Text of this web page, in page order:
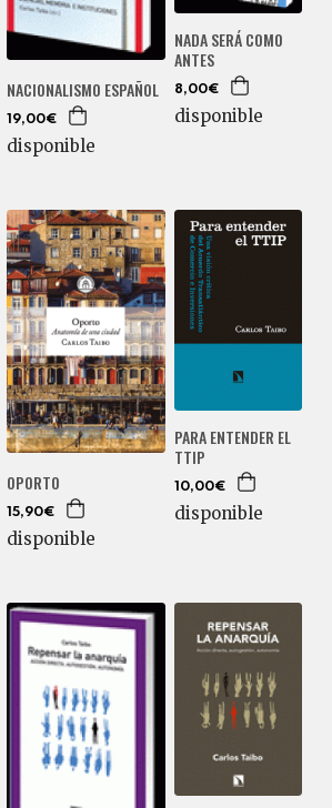
NACIONALISMO ESPAÑOL
19,00€
disponible
NADA SERÁ COMO
ANTES
8,00€
disponible
OPORTO
15,90€
disponible
PARA ENTENDER EL
TTIP
10,00€
disponible